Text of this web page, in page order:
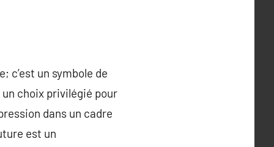
c’est un symbole de
choix privilégié pour
dans un cadre
est un